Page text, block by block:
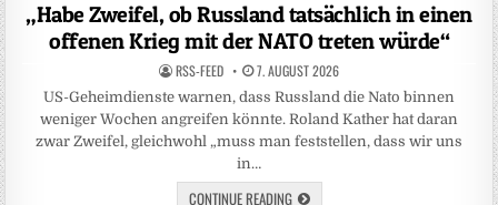
„Habe Zweifel, ob Russland tatsächlich in einen
offenen Krieg mit der NATO treten würde“
RSS-FEED 7. AUGUST 2026
US-Geheimdienste warnen, dass Russland die Nato binnen
weniger Wochen angreifen könnte. Roland Kather hat daran
zwar Zweifel, gleichwohl „muss man feststellen, dass wir uns
in…
CONTINUE READING